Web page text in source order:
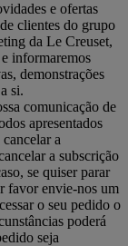
e ofertas
clientes do grupo
da Le Creuset,
informaremos
demonstrações
si.
comunicação de
apresentados
a
a subscrição
se quiser parar
favor envie-nos um
o seu pedido o
poderá
seja